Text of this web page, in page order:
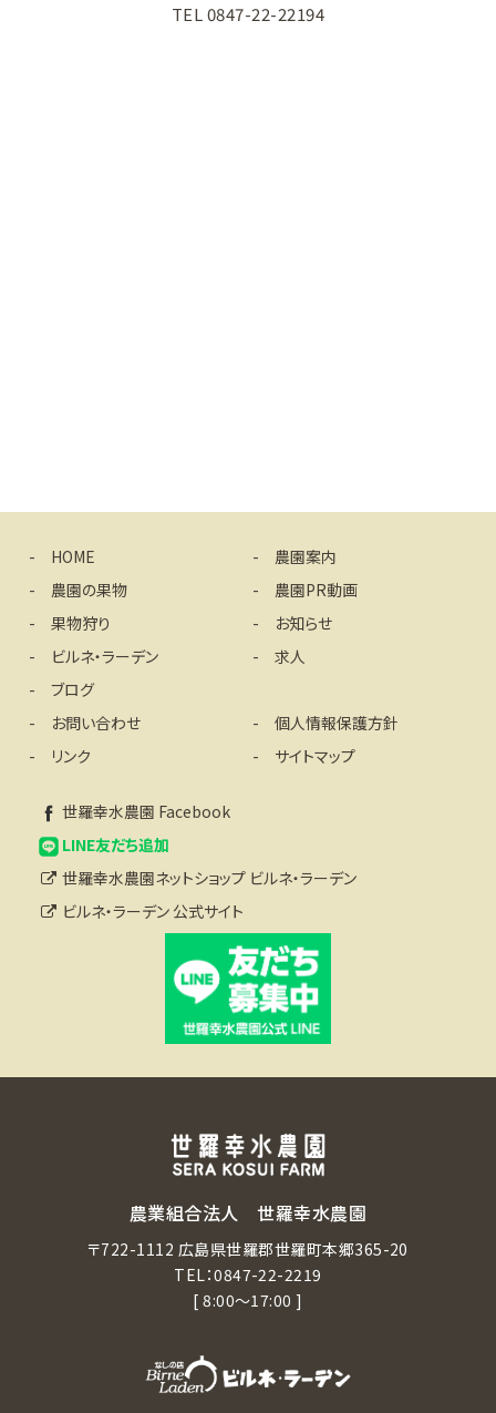
TEL0847-22-22194
HOME
農園の果物
果物狩り
ビルネ・ラーデン
ブログ
農園案内
農園PR動画
お知らせ
求人
お問い合わせ
個人情報保護方針
リンク
サイトマップ
世羅幸水農園 Facebook
LINE友だち追加
世羅幸水農園ネットショップ ビルネ・ラーデン
ビルネ・ラーデン 公式サイト
農業組合法人 世羅幸水農園
〒722-1112 広島県世羅郡世羅町本郷365-20
TEL：0847-22-2219
[ 8:00～17:00 ]